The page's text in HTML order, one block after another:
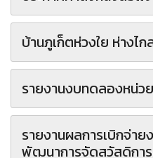
บ้านภูเก็ตห่วงใย ห่างไก
รายงานงบทดลองหน่ว
รายงานผลการเบิกจ่า
พัฒนาการจัดสวัสดิกา